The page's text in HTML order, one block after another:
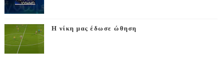
Η νίκη μας έδωσε ώθηση